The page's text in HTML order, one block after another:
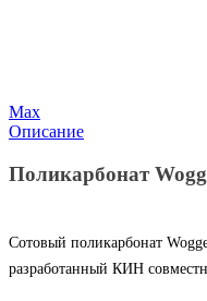
Max
Описание
Поликарбонат
Сотовый поликарбонат
разработанный КИН